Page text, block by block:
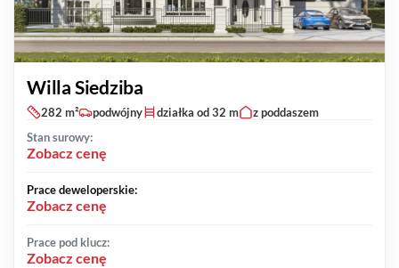
Willa Siedziba
282 m² podwójny działka od 32 m
z poddaszem
Stan surowy:
Zobacz cenę
Prace deweloperskie:
Zobacz cenę
Prace pod klucz:
Zobacz cenę